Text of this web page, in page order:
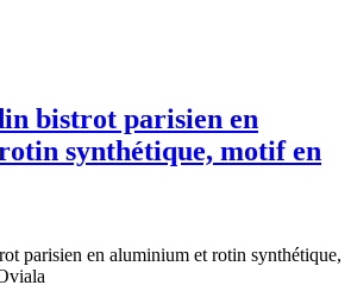
bistrot parisien en
synthétique, motif en